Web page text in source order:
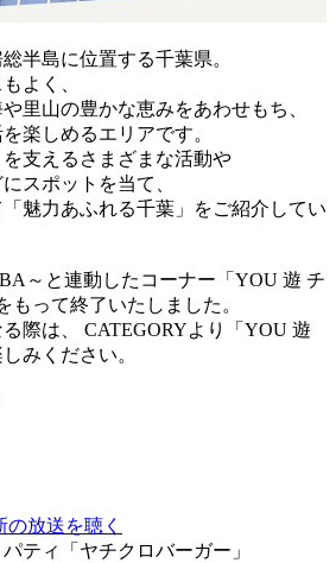
半島に位置する千葉県。
よく、
里山の豊かな恵みをあわせもち、
楽しめるエリアです。
支えるさまざまな活動や
スポットを当て、
魅力あふれる千葉」をご紹介してい
～と連動したコーナー「YOU 遊 チ
もって終了いたしました。
際は、 CATEGORYより「YOU 遊
みください。
の放送を聴く
ティ「ヤチクロバーガー」